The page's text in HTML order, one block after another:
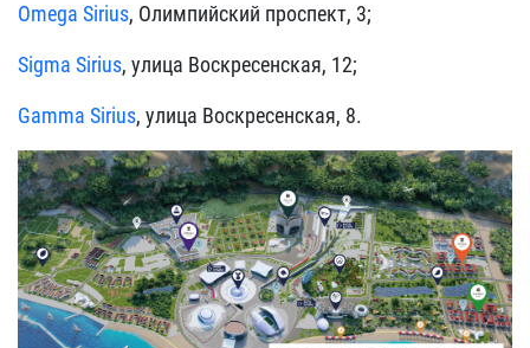
Omega Sirius, Олимпийский проспект, 3;
Sigma Sirius, улица Воскресенская, 12;
Gamma Sirius, улица Воскресенская, 8.